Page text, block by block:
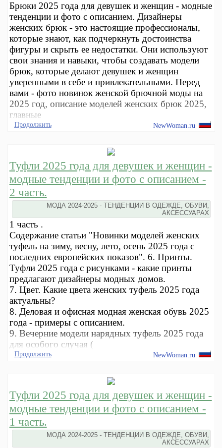
Брюки 2025 года для девушек и женщин - модные
тенденции и фото с описанием. Дизайнеры
женских брюк - это настоящие профессионалы,
которые знают, как подчеркнуть достоинства
фигуры и скрыть ее недостатки. Они используют
свои знания и навыки, чтобы создавать модели
брюк, которые делают девушек и женщин
уверенными в себе и привлекательными. Перед
вами - фото новинок женской брючной моды на
2025 год, описание моделей женских брюк 2025,
главные
Продолжить NewWoman.ru
Туфли 2025 года для девушек и женщин -
модные тенденции и фото с описанием -
2 часть.
МОДА 2024-2025 - ТЕНДЕНЦИИ В ОДЕЖДЕ, ОБУВИ,
АКСЕССУАРАХ
1 часть .
Содержание статьи "Новинки моделей женских
туфель на зиму, весну, лето, осень 2025 года с
последних европейских показов". 6. Принты.
Туфли 2025 года с рисунками - какие принты
предлагают дизайнеры модных домов.
7. Цвет. Какие цвета женских туфель 2025 года
актуальны?
8. Деловая и офисная модная женская обувь 2025
года - примеры с описанием.
9. Вечерние модели нарядных туфель 2025 года
для особого случая (
Продолжить NewWoman.ru
Туфли 2025 года для девушек и женщин -
модные тенденции и фото с описанием -
1 часть.
МОДА 2024-2025 - ТЕНДЕНЦИИ В ОДЕЖДЕ, ОБУВИ,
АКСЕССУАРАХ